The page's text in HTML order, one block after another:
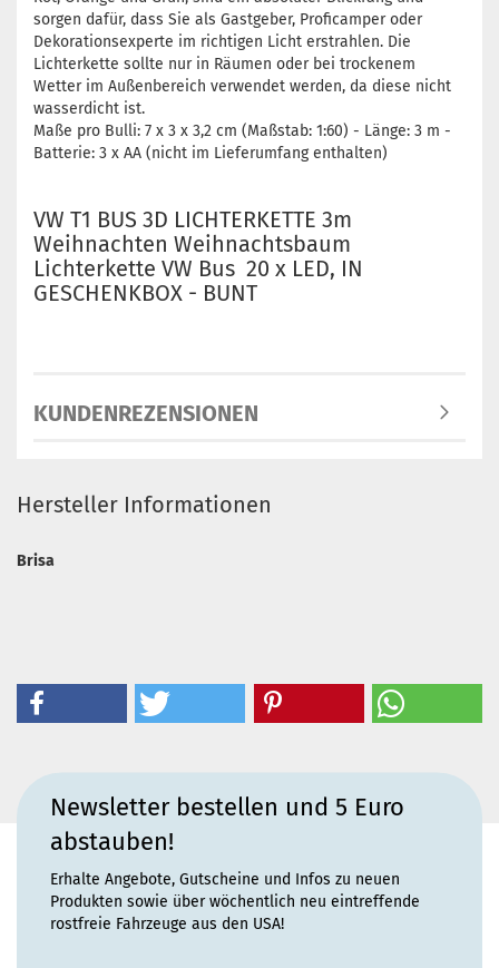
sorgen dafür, dass Sie als Gastgeber, Proficamper oder
Dekorationsexperte im richtigen Licht erstrahlen. Die
Lichterkette sollte nur in Räumen oder bei trockenem
Wetter im Außenbereich verwendet werden, da diese nicht
wasserdicht ist.
Maße pro Bulli: 7 x 3 x 3,2 cm (Maßstab: 1:60) - Länge: 3 m -
Batterie: 3 x AA (nicht im Lieferumfang enthalten)
VW T1 BUS 3D LICHTERKETTE 3m
Weihnachten Weihnachtsbaum
Lichterkette VW Bus 20 x LED, IN
GESCHENKBOX - BUNT
KUNDENREZENSIONEN
Hersteller Informationen
Brisa
Newsletter bestellen und 5 Euro
abstauben!
Erhalte Angebote, Gutscheine und Infos zu neuen
Produkten sowie über wöchentlich neu eintreffende
rostfreie Fahrzeuge aus den USA!